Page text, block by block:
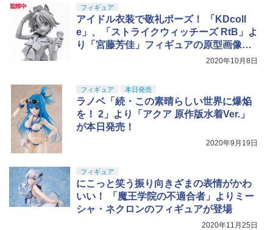
フィギュア
アイドル衣装で敬礼ポーズ！ 「KDcoll
e」、「ストライクウィッチーズ RtB」よ
り「宮藤芳佳」フィギュアの原型画像を
2020年10月8日
フィギュア 本日発売
ラノベ「続・この素晴らしい世界に爆焔
を！ 2」より「アクア 原作版水着Ver.」
が本日発売！
2020年9月19日
フィギュア
にこっと笑う振り向きざまの表情がかわ
いい！ 「魔王学院の不適合者」よりミー
シャ・ネクロンのフィギュアが登場
2020年11月25日